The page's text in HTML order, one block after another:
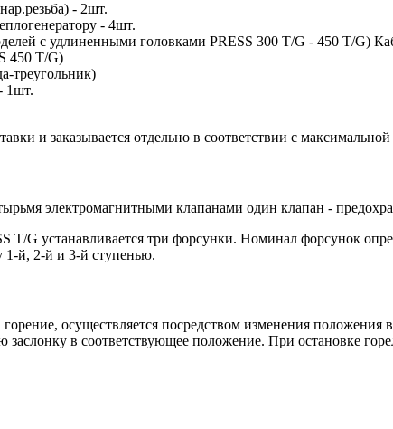
- 2шт.
- 4шт.
с удлиненными головками PRESS 300 T/G - 450 T/G)
450 T/G)
треугольник)
1шт.
и заказывается отдельно в соответствии с
электромагнитными клапанами один клапан -
T/G устанавливается три форсунки. Номинал форсунок
1-й, 2-й и 3-й ступенью.
осуществляется посредством изменения
в соответствующее положение. При остановке